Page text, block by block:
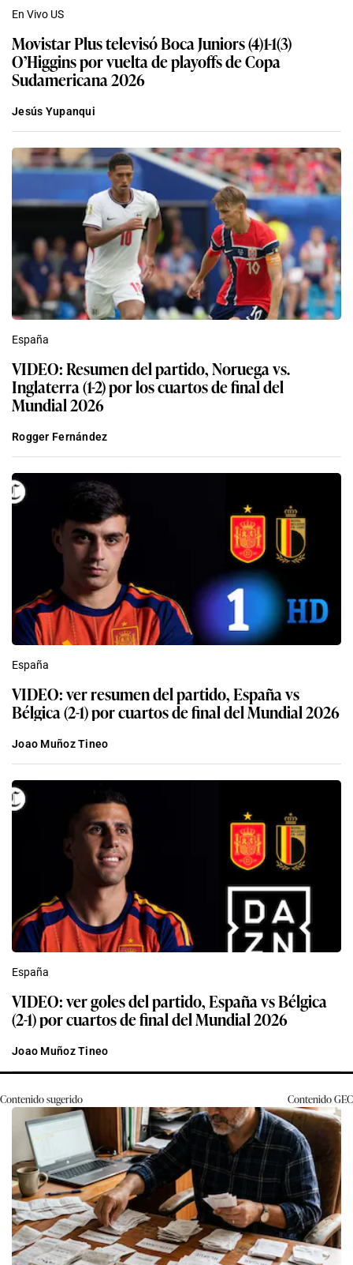
En Vivo US
Movistar Plus televisó Boca Juniors (4)1-1(3)
O’Higgins por vuelta de playoffs de Copa
Sudamericana 2026
Jesús Yupanqui
España
VIDEO: Resumen del partido, Noruega vs.
Inglaterra (1-2) por los cuartos de final del
Mundial 2026
Rogger Fernández
España
VIDEO: ver resumen del partido, España vs
Bélgica (2-1) por cuartos de final del Mundial 2026
Joao Muñoz Tineo
España
VIDEO: ver goles del partido, España vs Bélgica
(2-1) por cuartos de final del Mundial 2026
Joao Muñoz Tineo
Contenido sugerido ContenidoGEC